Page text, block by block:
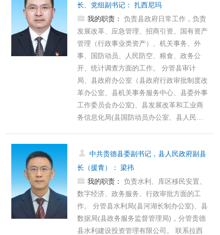
长、党组副书记 ：
扎西尼玛
我的职责：
负责县政府日常工作，负责
发展改革、应急管理、招商引资、国有资产
管理（行政事业类资产）、机关事务、外
事、国防动员、人民防空、粮食、政务公
开、统计调查方面的工作。 分管县审计
局、县政府办公室（县政府行政审批制度改
革办公室、县机关事务服务中心、县委外事
工作委员会办公室)、县发展改革和工业商
务信息化局(县国防动员办公室、县人民…
中共贵德县委副书记，县人民政府副县
长（援青）
：
梁祎
我的职责：
负责水利、库区移民安置、
数字经济、政务服务、行政审批方面的工
作。 分管县水利局(县河湖长制办公室)、县
数据局(县政务服务监督管理局)，分管贵德
县水利建设投资管理有限公司。 联系拉西